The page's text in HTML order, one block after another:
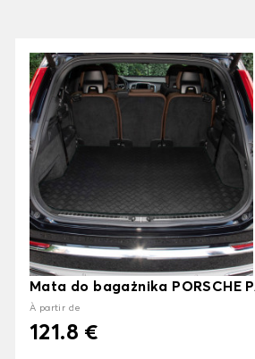
Mata do bagażnika PORSCHE
À partir de
121.8 €